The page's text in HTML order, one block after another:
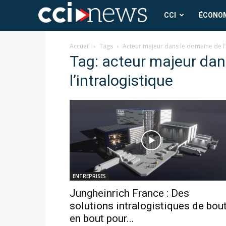
CCI
News
CCI
Accueil Tags Acteur majeur dans le domaine de
Tag: acteur majeur
l’intralogistique
ENTREPRISES
Jungheinrich France : Des
solutions intralogistiques de
en bout pour...